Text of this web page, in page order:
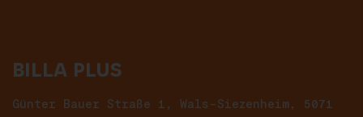
BILLA PLUS
Günter Bauer Straße 1, Wals-Siezenheim, 5071